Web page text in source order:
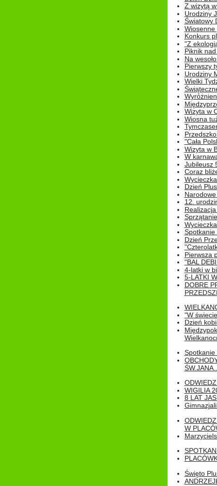
Z wizytą
Urodziny
Światowy
Wiosenne
Konkurs
"Z
Piknik
Na
Pierwszy
Urodziny
Wielki
Wizyta w
Wiosna
"Cała
Wizyta w
W
Jubileusz
Coraz
Dzień
12.
Spotkanie
Dzień
Pierwsza
"BAL
4-latki w
5-LATKI
DOBRE
"W
Dzień
Spotkanie
WIGILIA
8 LAT
W
Święto